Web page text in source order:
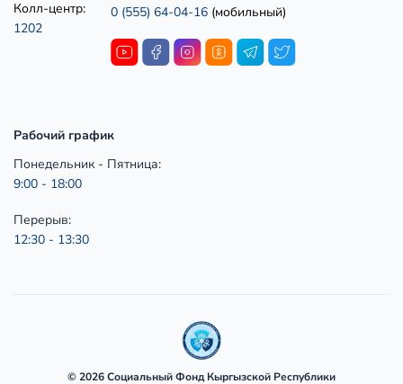
Колл-центр:
1202
0 (555) 64-04-16 (мобильный)
Рабочий график
Понедельник - Пятница:
9:00 - 18:00
Перерыв:
12:30 - 13:30
© 2026 Социальный Фонд Кыргызской Республики